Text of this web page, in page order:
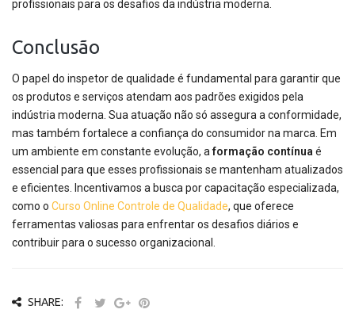
profissionais para os desafios da indústria moderna.
Conclusão
O papel do inspetor de qualidade é fundamental para garantir que
os produtos e serviços atendam aos padrões exigidos pela
indústria moderna. Sua atuação não só assegura a conformidade,
mas também fortalece a confiança do consumidor na marca. Em
um ambiente em constante evolução, aformação contínuaé
essencial para que esses profissionais se mantenham atualizados
e eficientes. Incentivamos a busca por capacitação especializada,
como o Curso Online Controle de Qualidade, que oferece
ferramentas valiosas para enfrentar os desafios diários e
contribuir para o sucesso organizacional.
SHARE: